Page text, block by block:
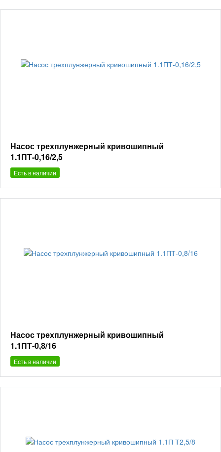
Насос трехплунжерный кривошипный
1.1ПТ-0,16/2,5
Есть в наличии
Насос трехплунжерный кривошипный
1.1ПТ-0,8/16
Есть в наличии